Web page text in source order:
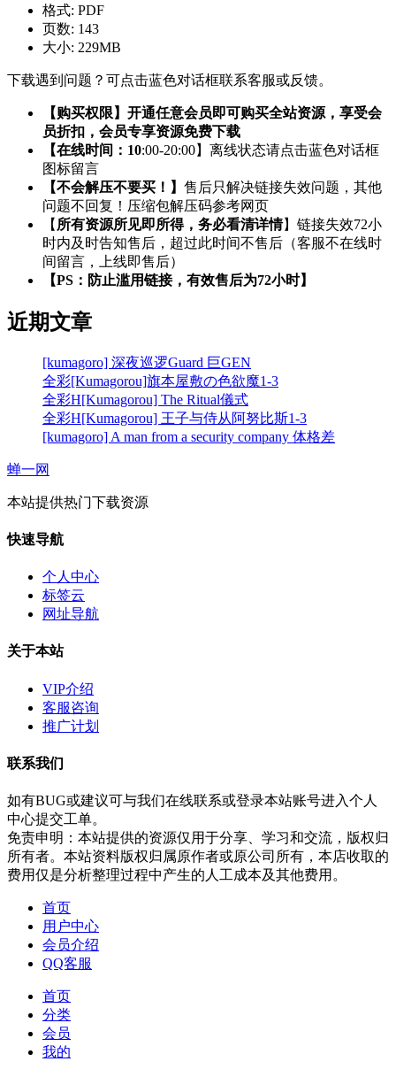
格式: PDF
页数: 143
大小: 229MB
下载遇到问题？可点击蓝色对话框联系客服或反馈。
【购买权限】开通任意会员即可购买全站资源，享受会
员折扣，会员专享资源免费下载
【在线时间：10:00-20:00】离线状态请点击蓝色对话框
图标留言
【不会解压不要买！】 售后只解决链接失效问题，其他
问题不回复！压缩包解压码参考网页
【 所有资源所见即所得，务必看清详情】链接失效72小
时内及时告知售后，超过此时间不售后（客服不在线时
间留言，上线即售后）
【PS：防止滥用链接，有效售后为72小时】
近期文章
[kumagoro] 深夜巡逻Guard 巨GEN
全彩[Kumagorou]旗本屋敷の色欲魔1-3
全彩H[Kumagorou] The Ritual儀式
全彩H[Kumagorou] 王子与侍从阿努比斯1-3
[kumagoro] A man from a security company 体格差
蝉一网
本站提供热门下载资源
快速导航
个人中心
标签云
网址导航
关于本站
VIP介绍
客服咨询
推广计划
联系我们
如有BUG或建议可与我们在线联系或登录本站账号进入个人
中心提交工单。
免责申明：本站提供的资源仅用于分享、学习和交流，版权归
所有者。本站资料版权归属原作者或原公司所有，本店收取的
费用仅是分析整理过程中产生的人工成本及其他费用。
首页
用户中心
会员介绍
QQ客服
首页
分类
会员
我的